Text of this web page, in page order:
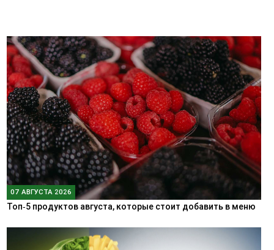
07 АВГУСТА 2026
Топ‑5 продуктов августа, которые стоит добавить в меню